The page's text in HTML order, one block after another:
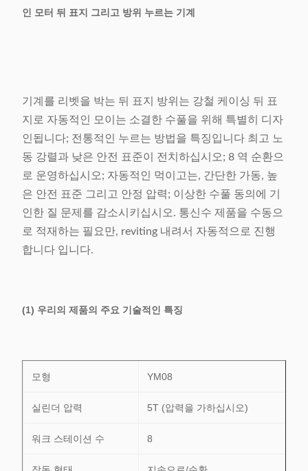
인 모터 뒤 표지 그리고 방위 누르는 기계
기계를 리벳을 박는 뒤 표지 방위는 강철 케이싱 뒤 표
지로 자동적인 모이는 소결한 수풀을 위해 특별히 디자
인됩니다; 전통적인 누르는 방법을 특징입니다 최고 노
동 강렬과 낮은 안전 표준이 전치하십시오; 8 역 순환으
로 운영하십시오; 자동적인 먹이고는, 간단한 가동, 높
은 안전 표준 그리고 안정 압력; 이상한 수풀 동의에 기
인한 질 문제를 감소시키십시오. 통신수 제품을 수동으
로 적재하는 필요만, reviting 내려서 자동적으로 진행
합니다 입니다.
(1) 우리의 제품의 주요 기술적인 특징
모형 YM08
실린더 압력 5T (압력을 가하십시오)
워크 스테이션 수 8